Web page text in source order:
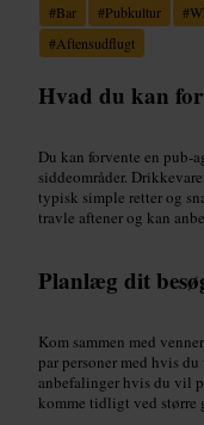
#Bar #Pubkultur #
#Aftensudflugt
Hvad du kan
Du kan forvente en
siddeområder.
typisk simple retter og
travle aftener og kan
Planlæg dit
Kom sammen med
par personer med hvis
anbefalinger hvis du vil
komme tidligt ved større